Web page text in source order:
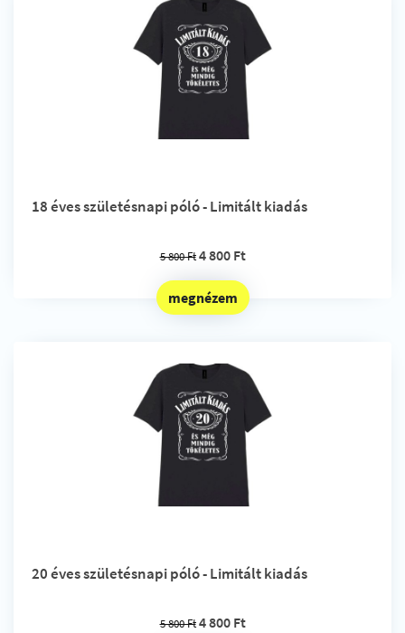
18 éves születésnapi póló - Limitált kiadás
5 800 Ft 4 800 Ft
megnézem
20 éves születésnapi póló - Limitált kiadás
5 800 Ft 4 800 Ft